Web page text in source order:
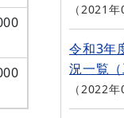
2021年
令和3年
況一覧
2022年